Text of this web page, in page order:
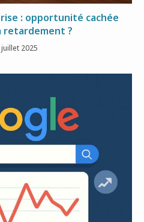
: opportunité cachée
retardement ?
juillet 2025